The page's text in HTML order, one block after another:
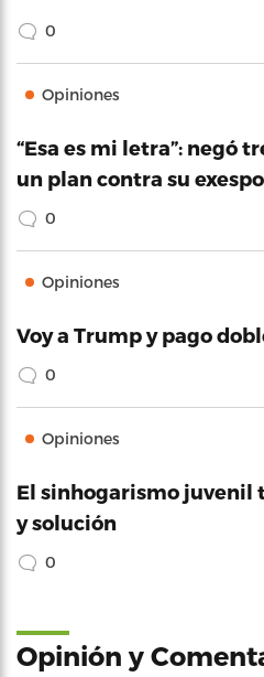
0
Opiniones
“Esa es mi letra”: negó
un plan contra su
0
Opiniones
Voy a Trump y pago
0
Opiniones
El sinhogarismo juvenil
y solución
0
Opinión y